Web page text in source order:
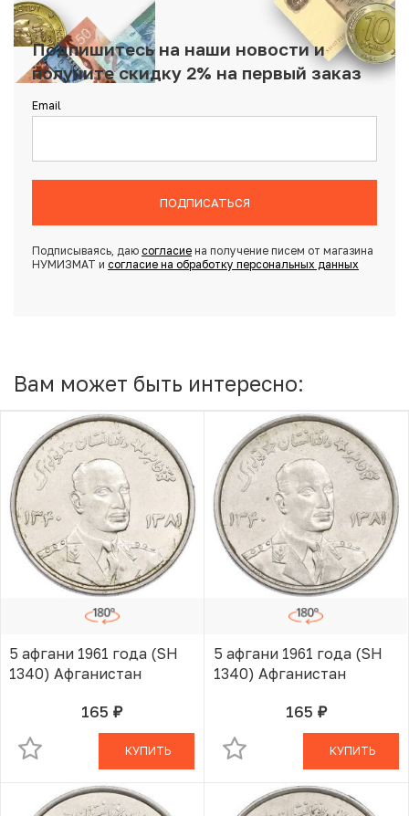
Подпишитесь на наши новости и
получите скидку 2% на первый заказ
Email
ПОДПИСАТЬСЯ
Подписываясь, даю согласиена получение писем от магазина
НУМИЗМАТ и согласие на обработку персональных данных
Вам может быть интересно:
5 афгани 1961 года (SH
1340) Афганистан
165 руб.В КОРЗИНЕ
КУПИТЬ
5 афгани 1961 года (SH
1340) Афганистан
165 руб.В КОРЗИНЕ
КУПИТЬ